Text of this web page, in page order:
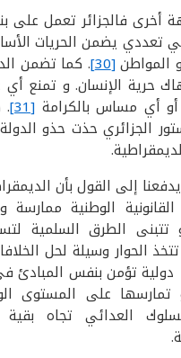
أخرى فالجزائر تعمل على
تعددي يضمن الحريات
المواطن[30]
. كما تضمن
حرية الإنسان. و تمنع
أي مساس بالكرامة [31]
.
الجزائري حذت حذو
إلى القول بأن
الوطنية ممارسة
تتبنى الطرق السلمية
تتخذ الحوار وسيلة لحل
تؤمن بنفس المبادئ
تمارسها على المستوى
العدائي تجاه